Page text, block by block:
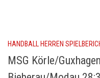
HANDBALL HERREN
MSG Körle/